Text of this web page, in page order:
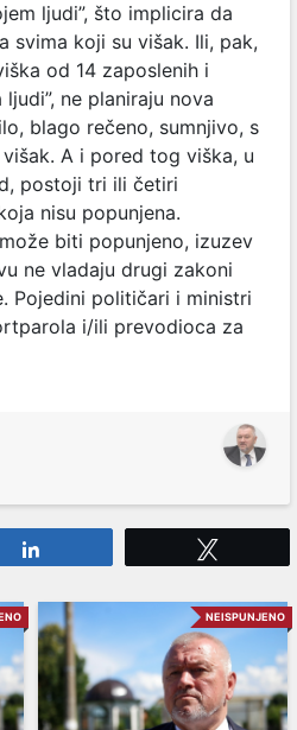
ljudi”, što implicira da
svima koji su višak. Ili, pak,
od 14 zaposlenih i
ne planiraju nova
blago rečeno, sumnjivo, s
A i pored tog viška, u
postoji tri ili četiri
nisu popunjena.
biti popunjeno, izuzev
ne vladaju drugi zakoni
Pojedini političari i ministri
i/ili prevodioca za
NEISPUNJENO